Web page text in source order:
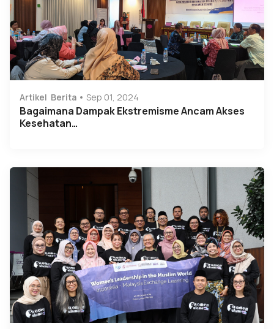
Artikel Berita Sep 01, 2024
Bagaimana Dampak Ekstremisme Ancam Akses
Kesehatan…